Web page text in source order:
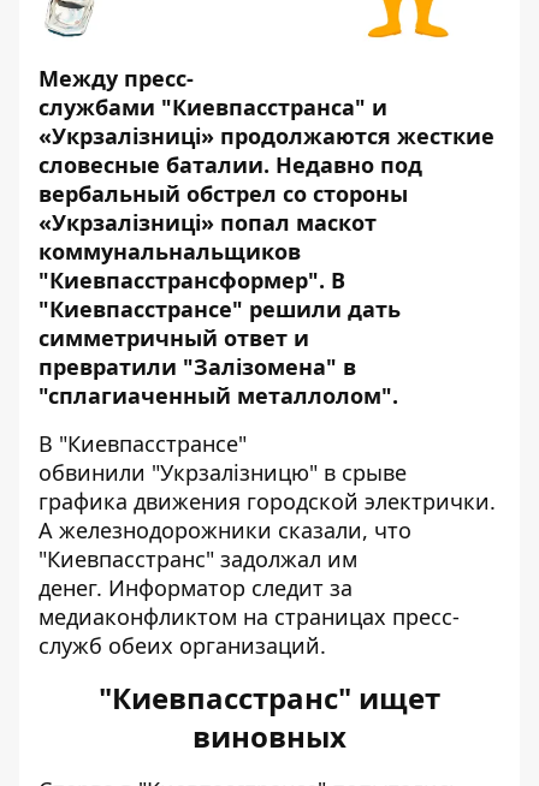
Между пресс-
службами "Киевпасстранса" и
«Укрзалізниці» продолжаются жесткие
словесные баталии. Недавно под
вербальный обстрел со стороны
«Укрзалізниці» попал маскот
коммунальнальщиков
"Киевпасстрансформер". В
"Киевпасстрансе" решили дать
симметричный ответ и
превратили "Залізомена" в
"сплагиаченный металлолом".
В "Киевпасстрансе"
обвинили "Укрзалізницю" в срыве
графика движения городской электрички.
А железнодорожники сказали, что
"Киевпасстранс" задолжал им
денег. Информатор следит за
медиаконфликтом на страницах пресс-
служб обеих организаций.
"Киевпасстранс" ищет
виновных